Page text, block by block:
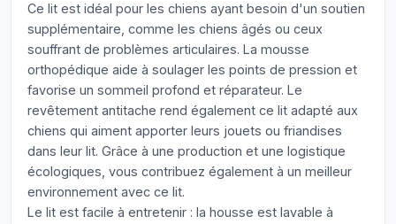
Ce lit est idéal pour les chiens ayant besoin d'un soutien
supplémentaire, comme les chiens âgés ou ceux
souffrant de problèmes articulaires. La mousse
orthopédique aide à soulager les points de pression et
favorise un sommeil profond et réparateur. Le
revêtement antitache rend également ce lit adapté aux
chiens qui aiment apporter leurs jouets ou friandises
dans leur lit. Grâce à une production et une logistique
écologiques, vous contribuez également à un meilleur
environnement avec ce lit.
Le lit est facile à entretenir : la housse est lavable à